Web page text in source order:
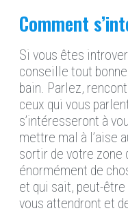
Comment
Si vous êtes
conseille tout
bain. Parlez,
ceux qui vous
s’intéresseront à
mettre mal à l’aise
sortir de votre zone
énormément de
et qui sait, peut-
vous attendront et